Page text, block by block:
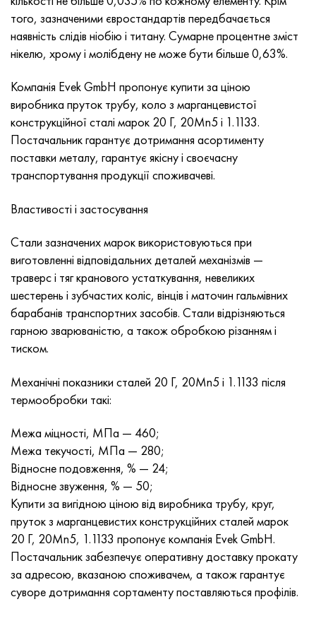
того, зазначеними євростандартів передбачається
наявність слідів ніобію і титану. Сумарне процентне зміст
нікелю, хрому і молібдену не може бути більше 0,63%.
Компанія Evek GmbH пропонує купити за ціною
виробника пруток трубу, коло з марганцевистої
конструкційної сталі марок 20 Г, 20Mn5 і 1.1133.
Постачальник гарантує дотримання асортименту
поставки металу, гарантує якісну і своєчасну
транспортування продукції споживачеві.
Властивості і застосування
Стали зазначених марок використовуються при
виготовленні відповідальних деталей механізмів —
траверс і тяг кранового устаткування, невеликих
шестерень і зубчастих коліс, вінців і маточин гальмівних
барабанів транспортних засобів. Стали відрізняються
гарною зварюваністю, а також обробкою різанням і
тиском.
Механічні показники сталей 20 Г, 20Mn5 і 1.1133 після
термообробки такі:
Межа міцності, МПа — 460;
Межа текучості, МПа — 280;
Відносне подовження, % — 24;
Відносне звуження, % — 50;
Купити за вигідною ціною від виробника трубу, круг,
пруток з марганцевистих конструкційних сталей марок
20 Г, 20Mn5, 1.1133 пропонує компанія Evek GmbH.
Постачальник забезпечує оперативну доставку прокату
за адресою, вказаною споживачем, а також гарантує
суворе дотримання сортаменту поставляються профілів.
MP159
Multimet n155
Никрофер 6030
Нитроник 40
Нитроник 50
Нитроник 60
Нитроник 75
Нимоник 80а
Нимоник 90
Haynes 25
Хайнс 188
Haynes 230
Хастеллой b2
Хастеллой b3
Хастеллой c4
Стрічка, коло, дріт 56ДГНХ
Стрічка 68НХВКТЮ
Стрічка, коло, дріт 80НМ
80НМВ-ВІ
80НХС
81НМА
Види прецизійних сплавів
термобіметалів
Труба прецизійна
Лист, круг, дріт ХН73МБТЮ
Труба ХН70Ю
Лист, круг, дріт ХН75ТБЮ
Лист, круг, дріт ХН77ТЮ
труба ХН77ТЮР
труба ХН78Т
Лист, круг, дріт ХН80ТБЮ
Лист, круг, дріт Н65М
Лист, круг, дріт Н70МФВ
5B
ТЛ5
МС-6
14 титан
СП -17
40 титан
1.4567 - aisi 304Cu
1.4570 - aisi303Cu
1.4580 - aisi 316Cb
1.4597 - aisi 204Cu
Сплав 28 - 1.4563
Сплав 31 - 1.4562
Сплав 254smo® - 1.4547
Сплав 926 - 1.4529
AM-350 - ams 5548
Сustom 450® - uns S45000
Greek Ascoloy 418
Труба корозійно-стійка
15Х16Н2АМ
18Х11МНФБ
20Х12ВНМФ
20Х3МВФ
21НКМТ
37Х12Н8Г8МФБ
40Х9С2
45Х14Н14В2М
65Х13
90Х18МФ
95Х18
30Х, aisi 5130, 30h
30хгс, 30hgs
30хгсн2а, 30hgsna
30хн2ма, 30CrNiMo8
30хн3а, 31nicr14
34хн3ма, 36NiCrMo16, 35NiCrMo16
35hgs, 35хгс
35hgsa, 35ХГСА
ас35г2, 36smnpb14, 1.0765
40хн2ма, 34CrNiMo4, 36hnm
38ХС, 37hs
38ХА, 37Cr4, aisi 5135
38ХН3МФА, 35nicrmov12-5
40Г, 40Mn4, aisi 1035
38ХМ, 42CrMo4, aisi 1.7225